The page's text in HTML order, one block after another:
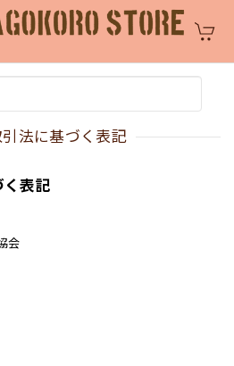
法に基づく表記
表記
会